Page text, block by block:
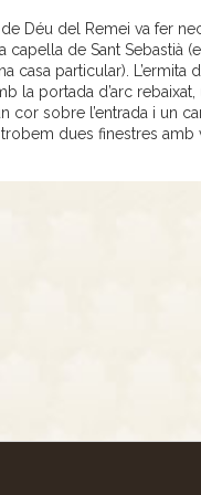
Déu del Remei va fer
de Sant Sebastià
casa particular). L’ermita
la portada d’arc
cor sobre l’entrada i un
dues finestres amb